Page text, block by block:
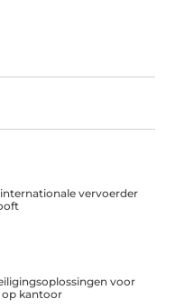
vervoerder
voor
op kantoor